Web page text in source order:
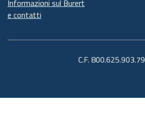
Informazioni sul Burert
e contatti
C.F. 800.625.903.79